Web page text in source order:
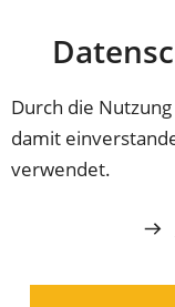
Durch die
damit
verwendet.
INHALT
Coburg
THEMEN DER